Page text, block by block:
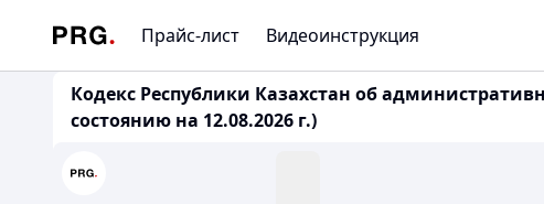
Прайс-лист Видеоинструкция
Кодекс Республики Казахстан об
состоянию на 12.08.2026 г.)